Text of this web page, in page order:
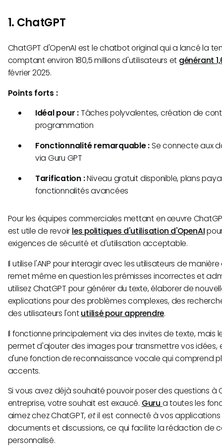
1. ChatGPT
ChatGPT d'OpenAI est le chatbot original qui a lancé la
comptant environ 180,5 millions d'utilisateurs et générant
février 2025.
Points forts :
Idéal pour :Tâches polyvalentes, création de
programmation
Fonctionnalité remarquable : Se connecte aux
via Guru GPT
Tarification :Niveau gratuit disponible, plans
fonctionnalités avancées
Pour les équipes commerciales mettant en œuvre
est utile de revoir les politiques d'utilisation d'OpenAI
exigences de sécurité et d'utilisation acceptable.
Il utilise l'ANP pour interagir avec les utilisateurs de
remet même en question les prémisses incorrectes et
utilisez ChatGPT pour générer du texte, élaborer de
explications pour des problèmes complexes, des
des utilisateurs l'ontutilisé pour apprendre.
Il fonctionne principalement via des invites de texte, mais
permet d'ajouter des images pour transmettre vos idées,
d'une fonction de reconnaissance vocale qui comprend
accents.
Si vous avez déjà souhaité pouvoir poser des questions à
entreprise, votre souhait est exaucé. Guru a toutes les
aimez chez ChatGPT,etil est connecté à vos applications
documents et discussions, ce qui facilite la rédaction de
personnalisé.